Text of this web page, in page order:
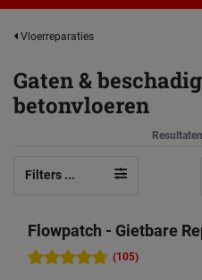
Vloerreparaties
Gaten &
betonvloeren
Filters ...
Flowpatch - Gietbare
(105)